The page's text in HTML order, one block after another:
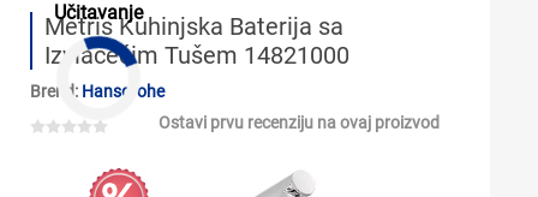
Učitavanje
Metris Kuhinjska Baterija sa
Izvlačećim Tušem 14821000
Brend: Hansgrohe
Ostavi prvu recenziju na ovaj proizvod